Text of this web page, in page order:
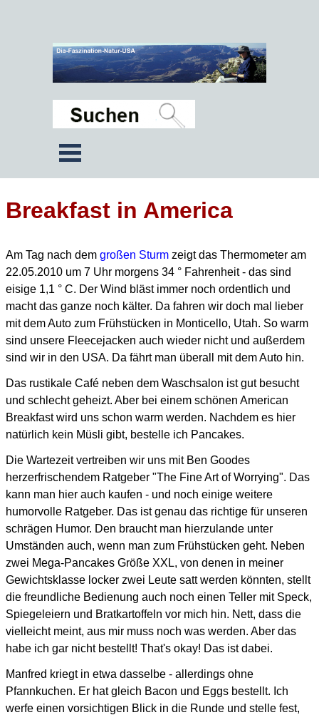
Breakfast in America
Am Tag nach dem großen Sturm zeigt das Thermometer am
22.05.2010 um 7 Uhr morgens 34 ° Fahrenheit - das sind
eisige 1,1 ° C. Der Wind bläst immer noch ordentlich und
macht das ganze noch kälter. Da fahren wir doch mal lieber
mit dem Auto zum Frühstücken in Monticello, Utah. So warm
sind unsere Fleecejacken auch wieder nicht und außerdem
sind wir in den USA. Da fährt man überall mit dem Auto hin.
Das rustikale Café neben dem Waschsalon ist gut besucht
und schlecht geheizt. Aber bei einem schönen American
Breakfast wird uns schon warm werden. Nachdem es hier
natürlich kein Müsli gibt, bestelle ich Pancakes.
Die Wartezeit vertreiben wir uns mit Ben Goodes
herzerfrischendem Ratgeber "The Fine Art of Worrying". Das
kann man hier auch kaufen - und noch einige weitere
humorvolle Ratgeber. Das ist genau das richtige für unseren
schrägen Humor. Den braucht man hierzulande unter
Umständen auch, wenn man zum Frühstücken geht. Neben
zwei Mega-Pancakes Größe XXL, von denen in meiner
Gewichtsklasse locker zwei Leute satt werden könnten, stellt
die freundliche Bedienung auch noch einen Teller mit Speck,
Spiegeleiern und Bratkartoffeln vor mich hin. Nett, dass die
vielleicht meint, aus mir muss noch was werden. Aber das
habe ich gar nicht bestellt! That's okay! Das ist dabei.
Manfred kriegt in etwa dasselbe - allerdings ohne
Pfannkuchen. Er hat gleich Bacon und Eggs bestellt. Ich
werfe einen vorsichtigen Blick in die Runde und stelle fest,